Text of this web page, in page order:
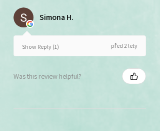
Simona H.
Show Reply (1) před 2 lety
Was this review helpful?